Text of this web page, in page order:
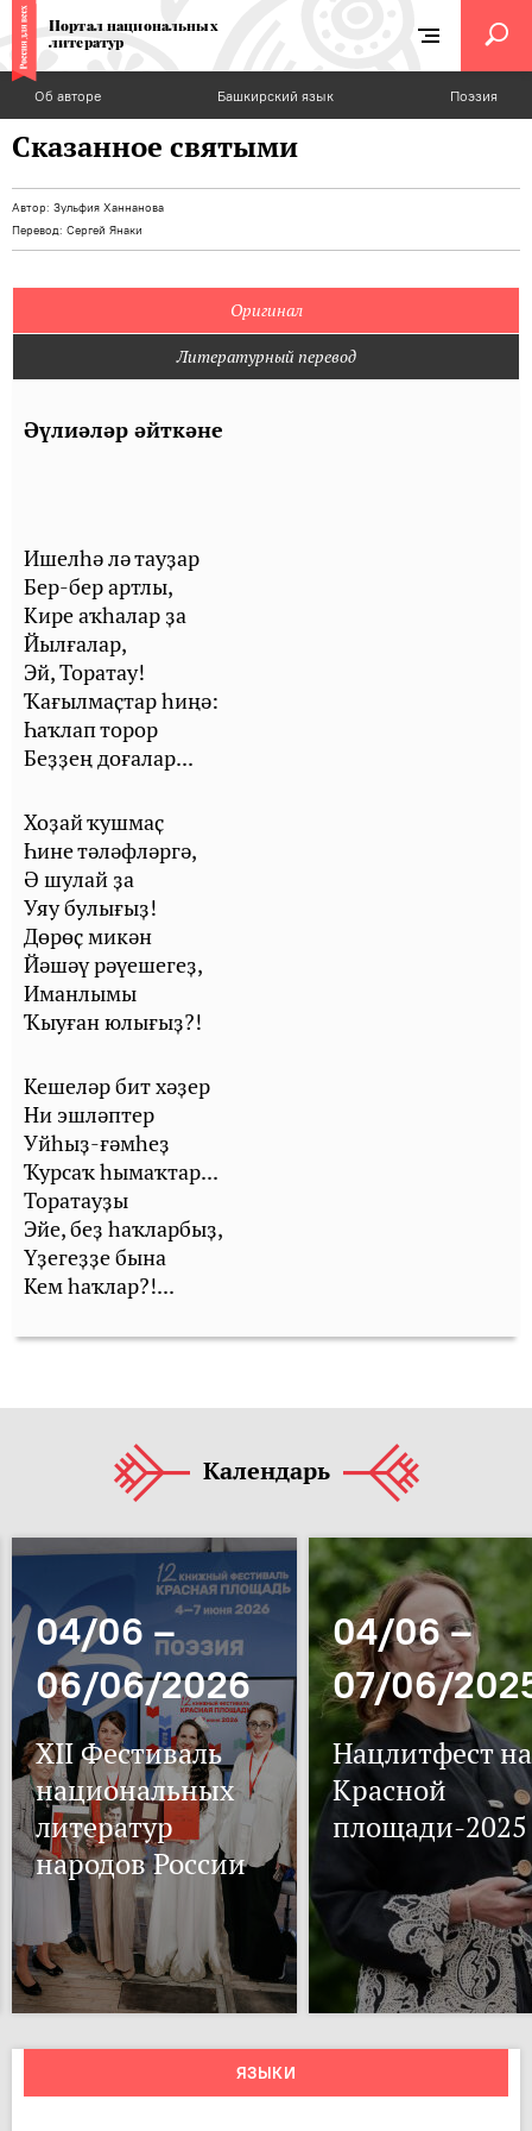
Портал национальных
литератур
Об авторе Башкирский язык Поэзия
Сказанное святыми
Автор: Зульфия Ханнанова
Перевод: Сергей Янаки
Оригинал
Литературный перевод
Әүлиәләр әйткәне
Ишелһә лә тауҙар
Бер-бер артлы,
Кире аҡһалар ҙа
Йылғалар,
Эй, Торатау!
Ҡағылмаҫтар һиңә:
Һаҡлап торор
Беҙҙең доғалар...
Хоҙай ҡушмаҫ
Һине тәләфләргә,
Ә шулай ҙа
Уяу булығыҙ!
Дөрөҫ микән
Йәшәү рәүешегеҙ,
Иманлымы
Ҡыуған юлығыҙ?!
Кешеләр бит хәҙер
Ни эшләптер
Уйһыҙ-ғәмһеҙ
Ҡурсаҡ һымаҡтар...
Торатауҙы
Эйе, беҙ һаҡларбыҙ,
Үҙегеҙҙе бына
Кем һаҡлар?!...
Календарь
04/06 –
06/06/2026
XII Фестиваль
национальных
литератур
народов России
04/06 –
07/06/
Нацлитфест на
Красной
площади-2025
ЯЗЫКИ